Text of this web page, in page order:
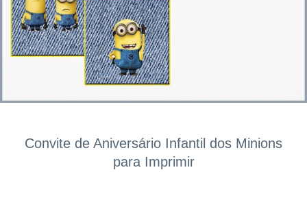
Convite de Aniversário Infantil dos Minions
para Imprimir